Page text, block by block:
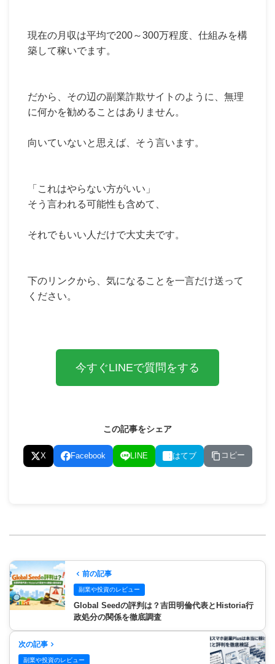
現在の月収は平均で200～300万程度、仕組みを構
築して稼いでます。
だから、その辺の副業詐欺サイトのように、無理
に何かを勧めることはありません。
向いていないと思えば、そう言います。
「これはやらない方がいい」
そう言われる可能性も含めて、
それでもいい人だけで大丈夫です。
下のリンクから、気になることを一言だけ送って
ください。
今すぐLINEで質問をする
この記事をシェア
X Facebook LINE はてブ コピー
前の記事
副業や投資のレビュー
Global Seedの評判は？吉田明倫代表とHistoria行
政処分の関係を徹底調査
次の記事
副業や投資のレビュー